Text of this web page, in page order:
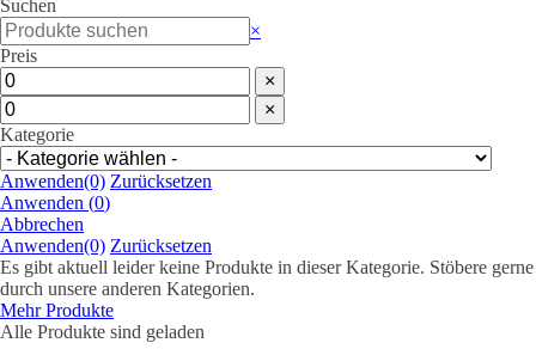
Suchen
Suchen
×
Preis
×
×
Kategorie
Anwenden(0) Zurücksetzen
Anwenden (0)
Abbrechen
Anwenden(0) Zurücksetzen
Es gibt aktuell leider keine Produkte in dieser Kategorie. Stöbere gerne
durch unsere anderen Kategorien.
Mehr Produkte
Alle Produkte sind geladen